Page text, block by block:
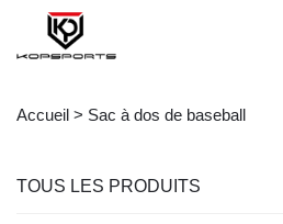
Accueil > Sac à dos de baseball
TOUS LES PRODUITS